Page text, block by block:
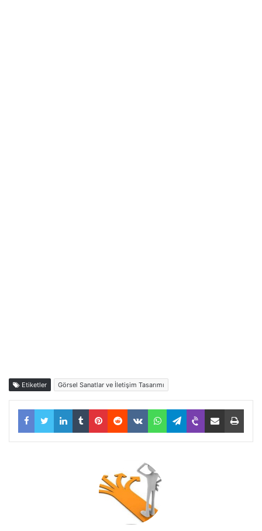
Etiketler Görsel Sanatlar ve İletişim Tasarımı
Facebook
TwitterLinkedIn
TumblrPinterest
RedditVKontakteWhatsAppTelegram
ViberE-Posta ile paylaş